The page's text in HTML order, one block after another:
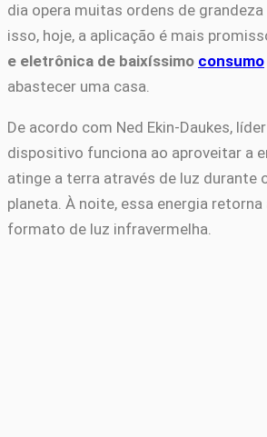
dia opera muitas ordens de
isso, hoje, a aplicação é mais
e eletrônica de baixíssimo consumo
abastecer uma casa.
De acordo com Ned Ekin-Daukes,
dispositivo funciona ao aproveitar a
atinge a terra através de luz durante
planeta. À noite, essa energia retorna
formato de luz infravermelha.